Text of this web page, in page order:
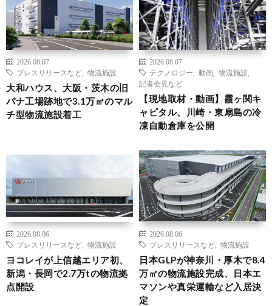
2026.08.07
プレスリリースなど
物流施設
大和ハウス、大阪・茨木の旧
パナ工場跡地で3.1万㎡のマル
チ型物流施設着工
2026.08.07
テクノロジー
動画 物流施設
記者会見など
【現地取材・動画】霞ヶ関キ
ャピタル、川崎・東扇島の冷
凍自動倉庫を公開
2026.08.06
プレスリリースなど
物流施設
ヨコレイが上信越エリア初、
新潟・長岡で2.7万tの物流拠
点開設
2026.08.06
プレスリリースなど
物流施設
日本GLPが神奈川・厚木で8.4
万㎡の物流施設完成、日本エ
マソンや真栄運輸など入居決
定